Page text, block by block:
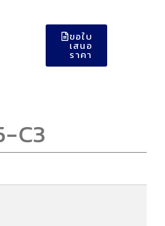
ขอใบ
เสนอ
ราคา
C3